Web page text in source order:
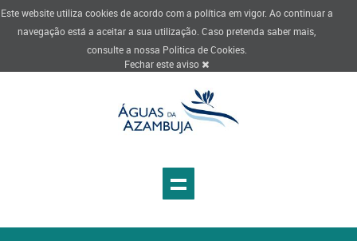
Este website utiliza cookies de acordo com a política em vigor. Ao continuar a
navegação está a aceitar a sua utilização. Caso pretenda saber mais,
consulte a nossa Politica de Cookies.
Fechar este aviso